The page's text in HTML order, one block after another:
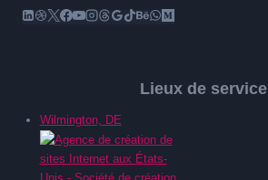
Lieux de service
Wilmington, DE